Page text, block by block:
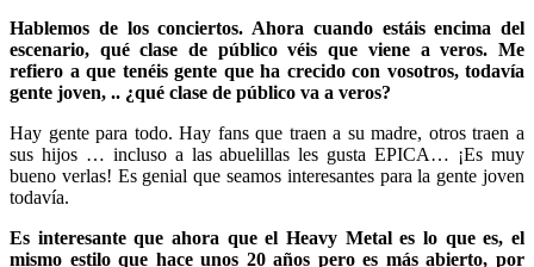
Hablemos de los conciertos. Ahora cuando estáis encima del
escenario, qué clase de público véis que viene a veros. Me
refiero a que tenéis gente que ha crecido con vosotros, todavía
gente joven, .. ¿qué clase de público va a veros?
Hay gente para todo. Hay fans que traen a su madre, otros traen a
sus hijos … incluso a las abuelillas les gusta EPICA… ¡Es muy
bueno verlas! Es genial que seamos interesantes para la gente joven
todavía.
Es interesante que ahora que el Heavy Metal es lo que es, el
mismo estilo que hace unos 20 años pero es más abierto, por